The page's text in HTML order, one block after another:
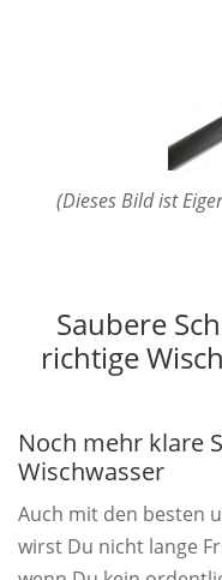
(Dieses Bild ist
Saubere
richtige
Noch mehr klare
Wischwasser
Auch mit den besten
wirst Du nicht lange